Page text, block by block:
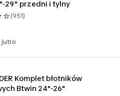
29" przedni i tylny
(951)
jutro
Komplet błotników
Btwin 24"-26"